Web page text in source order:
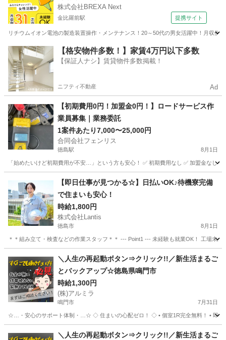
株式会社BREXA Next
金比羅前駅 提携サイト
リチウムイオン電池の製造装置操作・メンテナンス！20～50代の男女活躍中！月収
徳島 金比羅前駅 その他
【格安物件多数！】家賃4万円以下多数
【保証人ナシ】賃貸物件多数掲載！
ニフティ不動産 Ad
【初期費用0円！加盟金0円！】ロードサービス作
業員募集｜業務委託
1案件あたり7,000〜25,000円
合同会社フェンリス
徳島駅 8月1日
「始めたいけど初期費用が不安…」という方も安心！ ✅ 初期費用なし ✅ 加盟金なし
徳島駅 軽作業 ロードサービス
【即日仕事が見つかる☆】日払いOK♪待機寮完備
で住まいも安心！
時給1,800円
株式会社Lantis
徳島市 8月1日
＊＊組み立て・検査などの作業スタッフ＊＊ --- Point1 --- 未経験も就業OK！ 工場未
工場 スタッフ
＼人生の再起動ボタン⇒クリック!!／新生活まるご
とバックアップ☆徳島県鳴門市
時給1,300円
(株)アルミラ
鳴門市 7月31日
☆…・安心のサポート体制・…☆ ◇ 住まいの心配ゼロ！ ◇ • 個室1R完全無料！ • 即日
工場 完全無料
＼人生の再起動ボタン⇒クリック!!／新生活まるご